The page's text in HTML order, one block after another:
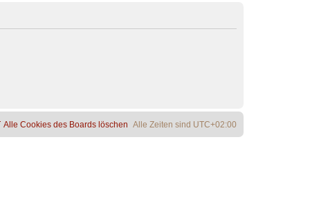
Alle Zeiten sind UTC+02:00
Alle Cookies des Boards löschen